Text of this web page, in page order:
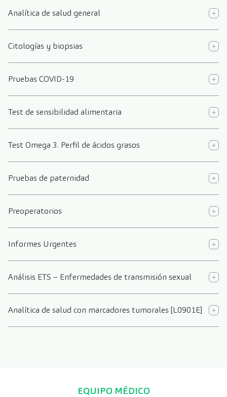
Analítica de salud general
Citologías y biopsias
Pruebas COVID-19
Test de sensibilidad alimentaria
Test Omega 3. Perfil de ácidos grasos
Pruebas de paternidad
Preoperatorios
Informes Urgentes
Análisis ETS – Enfermedades de transmisión sexual
Analítica de salud con marcadores tumorales [L0901E]
EQUIPO MÉDICO